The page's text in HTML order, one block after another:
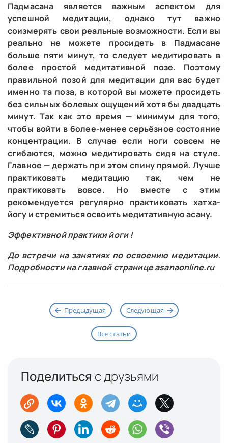
Падмасана является важным аспектом для
успешной медитации, однако тут важно
соизмерять свои реальные возможности. Если вы
реально не можете просидеть в Падмасане
больше пяти минут, то следует медитировать в
более простой медитативной позе. Поэтому
правильной позой для медитации для вас будет
именно та поза, в которой вы можете просидеть
без сильных болевых ощущений хотя бы двадцать
минут. Так как это время — минимум для того,
чтобы войти в более-менее серьёзное состояние
концентрации. В случае если ноги совсем не
сгибаются, можно медитировать сидя на стуле.
Главное — держать при этом спину прямой. Лучше
практиковать медитацию так, чем не
практиковать вовсе. Но вместе с этим
рекомендуется регулярно практиковать хатха-
йогу и стремиться освоить медитативную асану.
Эффективной практики йоги !
До встречи на занятиях по освоению медитации.
Подробности на главной странице asanaonline.ru
Предыдущая Следующая
Все статьи
Поделиться с друзьями